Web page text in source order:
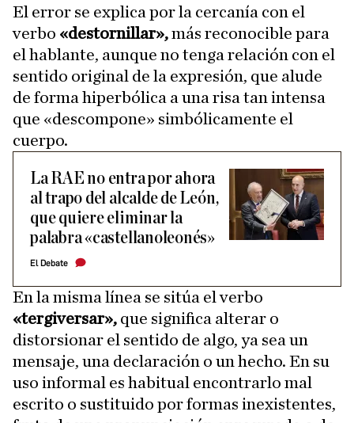
El error se explica por la cercanía con el
verbo «destornillar»,más reconocible para
el hablante, aunque no tenga relación con el
sentido original de la expresión, que alude
de forma hiperbólica a una risa tan intensa
que «descompone» simbólicamente el
cuerpo.
La RAE no entra por ahora
al trapo del alcalde de León,
que quiere eliminar la
palabra «castellanoleonés»
El Debate
En la misma línea se sitúa el verbo
«tergiversar», que significa alterar o
distorsionar el sentido de algo, ya sea un
mensaje, una declaración o un hecho. En su
uso informal es habitual encontrarlo mal
escrito o sustituido por formas inexistentes,